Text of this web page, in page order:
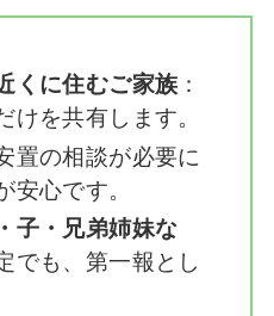
くに住むご家族 ：
けを共有します。
置の相談が必要に
安心です。
子・兄弟姉妹な
でも、第一報とし